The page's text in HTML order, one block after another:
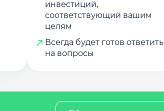
инвестиций,
соответствующий вашим
целям
Всегда будет готов ответить
на вопросы